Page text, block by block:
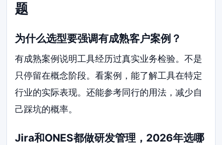
题
为什么选型要强调有成熟客户案例？
有成熟案例说明工具经历过真实业务检验。不是
只停留在概念阶段。看案例，能了解工具在特定
行业的实际表现。还能参考同行的用法，减少自
己踩坑的概率。
Jira和ONES都做研发管理，2026年选哪